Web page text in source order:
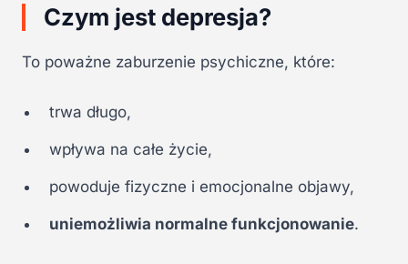
Czym jest depresja?
To poważne zaburzenie psychiczne, które:
trwa długo,
wpływa na całe życie,
powoduje fizyczne i emocjonalne objawy,
uniemożliwia normalne funkcjonowanie.